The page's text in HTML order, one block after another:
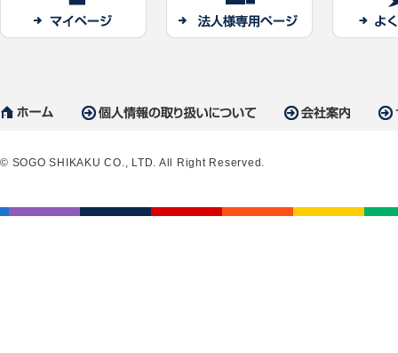
© SOGO SHIKAKU CO., LTD. All Right Reserved.